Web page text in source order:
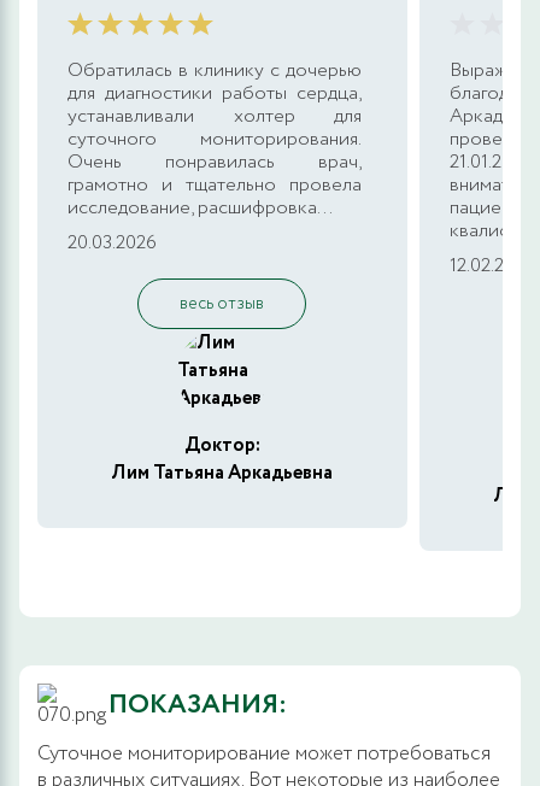
Обратилась в клинику с дочерью
для диагностики работы сердца,
устанавливали холтер для
суточного мониторирования.
Очень понравилась врач,
грамотно и тщательно провела
исследование, расшифровка...
20.03.2026
весь отзыв
Доктор:
Лим Татьяна Аркадьевна
12.02.2026
Лим
ПОКАЗАНИЯ:
Суточное мониторирование может потребоваться